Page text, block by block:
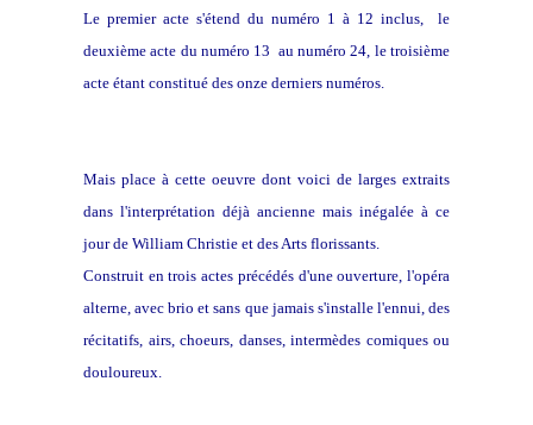
Le premier acte s'étend du numéro 1 à 12 inclus, le
deuxième acte du numéro 13 au numéro 24, le troisième
acte étant constitué des onze derniers numéros.
Mais place à cette oeuvre dont voici de larges extraits
dans l'interprétation déjà ancienne mais inégalée à ce
jour de William Christie et des Arts florissants.
Construit en trois actes précédés d'une ouverture, l'opéra
alterne, avec brio et sans que jamais s'installe l'ennui, des
récitatifs, airs, choeurs, danses, intermèdes comiques ou
douloureux.